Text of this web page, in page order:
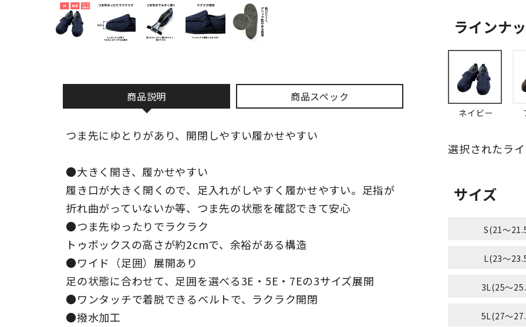
商品説明 商品スペック
つま先にゆとりがあり、開閉しやすい履かせやすい
●大きく開き、履かせやすい
履き口が大きく開くので、足入れがしやすく履かせやすい。足指が
折れ曲がっていないか等、つま先の状態を確認できて安心
●つま先ゆったりでラクラク
トゥボックスの高さが約2cmで、余裕がある構造
●ワイド（足囲）展開あり
足の状態に合わせて、足囲を選べる3E・5E・7Eの3サイズ展開
●ワンタッチで着脱できるベルトで、ラクラク開閉
●撥水加工
ラインナ
ネイビー
選択されたラ
サイズ
S(21～
L(23～
3L(25～
5L(27～